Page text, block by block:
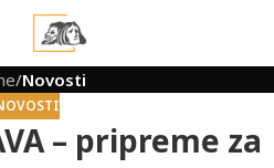
/Novosti
– pripreme za